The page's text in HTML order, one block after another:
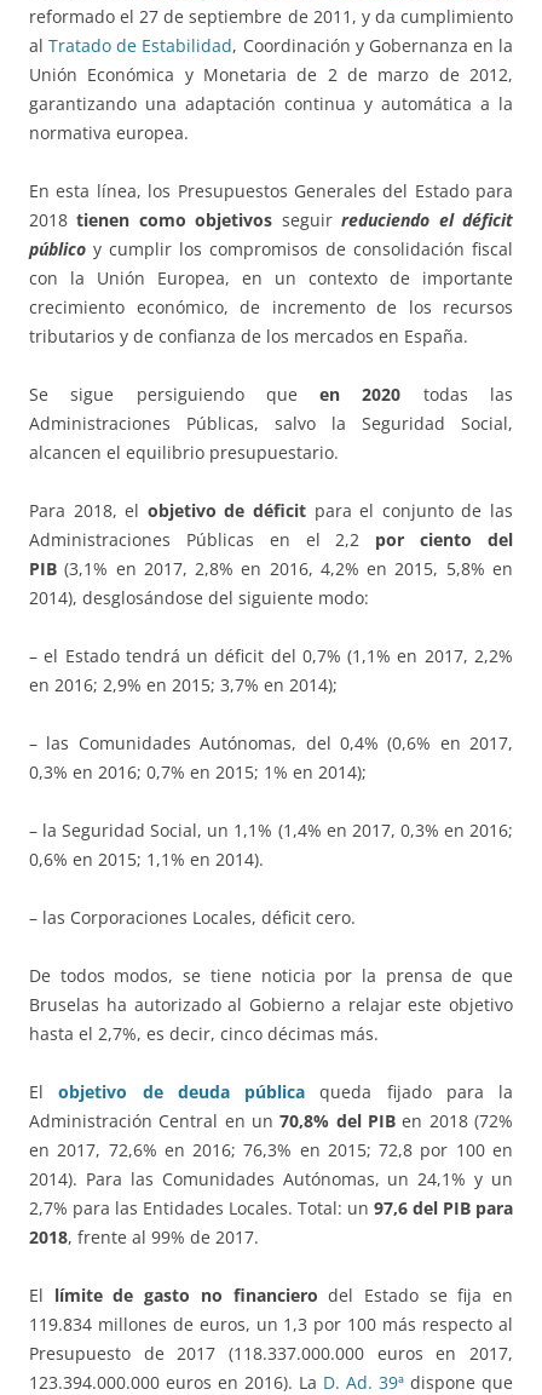
reformado el 27 de septiembre de 2011, y da cumplimiento
alTratado de Estabilidad, Coordinación y Gobernanza en la
Unión Económica y Monetaria de 2 de marzo de 2012,
garantizando una adaptación continua y automática a la
normativa europea.
En esta línea, los Presupuestos Generales del Estado para
2018tienen como objetivos seguirreduciendo el déficit
público y cumplir los compromisos de consolidación fiscal
con la Unión Europea, en un contexto de importante
crecimiento económico, de incremento de los recursos
tributarios y de confianza de los mercados en España.
Se sigue persiguiendo queen 2020 todas las
Administraciones Públicas, salvo la Seguridad Social,
alcancen el equilibrio presupuestario.
Para 2018, el objetivo de déficit para el conjunto de las
Administraciones Públicas en el 2,2 por ciento del
PIB(3,1% en 2017, 2,8% en 2016, 4,2% en 2015, 5,8% en
2014), desglosándose del siguiente modo:
– el Estado tendrá un déficit del 0,7% (1,1% en 2017, 2,2%
en 2016; 2,9% en 2015; 3,7% en 2014);
– las Comunidades Autónomas, del 0,4% (0,6% en 2017,
0,3% en 2016; 0,7% en 2015; 1% en 2014);
– la Seguridad Social, un 1,1% (1,4% en 2017, 0,3% en 2016;
0,6% en 2015; 1,1% en 2014).
– las Corporaciones Locales, déficit cero.
De todos modos, se tiene noticia por la prensa de que
Bruselas ha autorizado al Gobierno a relajar este objetivo
hasta el 2,7%, es decir, cinco décimas más.
Elobjetivo de deuda pública
queda fijado para la
Administración Central en un70,8% del PIB en 2018 (72%
en 2017, 72,6% en 2016; 76,3% en 2015; 72,8 por 100 en
2014). Para las Comunidades Autónomas, un 24,1% y un
2,7% para las Entidades Locales. Total: un 97,6 del PIB para
2018, frente al 99% de 2017.
El límite de gasto no financierodel Estado se fija en
119.834 millones de euros, un 1,3 por 100 más respecto al
Presupuesto de 2017 (118.337.000.000 euros en 2017,
123.394.000.000 euros en 2016). La D. Ad. 39ª dispone que